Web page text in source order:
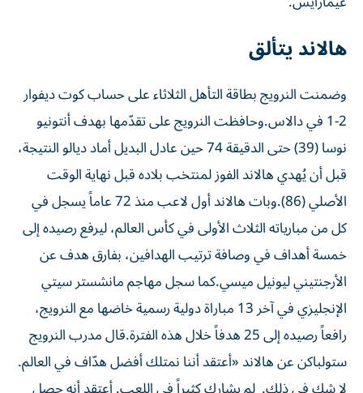
هالاند يتألق
وضمنت النرويج بطاقة التأهل الثلاثاء على حساب كوت ديفوار
2-1 في دالاس.وحافظت النرويج على تقدّمها بهدف أنتونيو
نوسا (39) حتى الدقيقة 74 حين عادل البديل أماد ديالو النتيجة،
قبل أن يُهدي هالاند الفوز لمنتخب بلاده قبل نهاية الوقت
الأصلي (86).وبات هالاند أول لاعب منذ 72 عاماً يسجل في
كل من مبارياته الثلاث الأولى في كأس العالم، ليرفع رصيده إلى
خمسة أهداف في وصافة ترتيب الهدافين، بفارق هدف عن
الأرجنتيني ليونيل ميسي.كما سجل مهاجم مانشستر سيتي
الإنجليزي في آخر 13 مباراة دولية رسمية خاضها مع النرويج،
رافعاً رصيده إلى 25 هدفاً خلال هذه الفترة.قال مدرب النرويج
ستولباكن عن هالاند «أعتقد أننا نمتلك أفضل هدّاف في العالم.